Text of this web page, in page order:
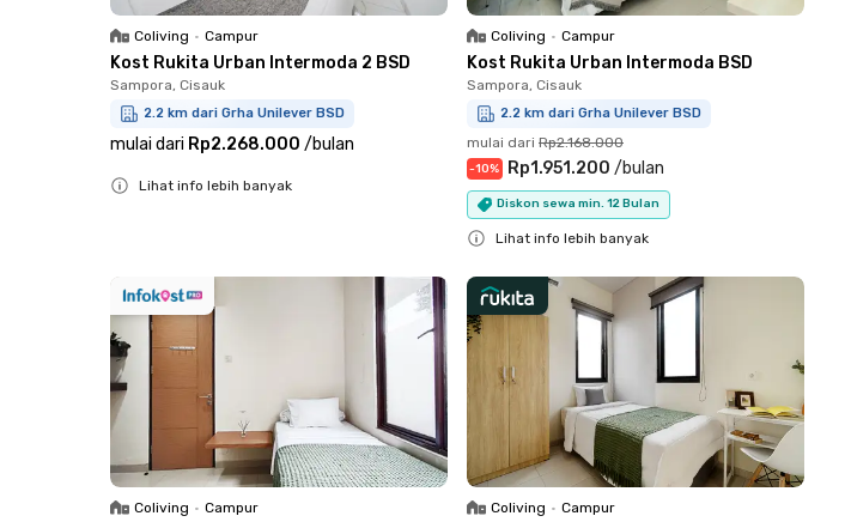
Coliving • Campur
Kost Rukita Urban Intermoda 2 BSD
Sampora, Cisauk
2.2 km dari Grha Unilever BSD
mulai dari Rp2.268.000 /bulan
Lihat info lebih banyak
Coliving • Campur
Kost Rukita Urban Intermoda BSD
Sampora, Cisauk
2.2 km dari Grha Unilever BSD
mulai dari Rp2.168.000
-10% Rp1.951.200 /bulan
Diskon sewa min. 12 Bulan
Lihat info lebih banyak
Coliving • Campur Coliving • Campur